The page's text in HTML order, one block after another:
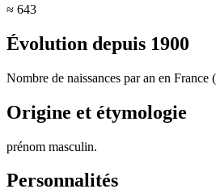
≈ 643
Évolution depuis 1900
Nombre de naissances par an en France
Origine et étymologie
prénom masculin.
Personnalités